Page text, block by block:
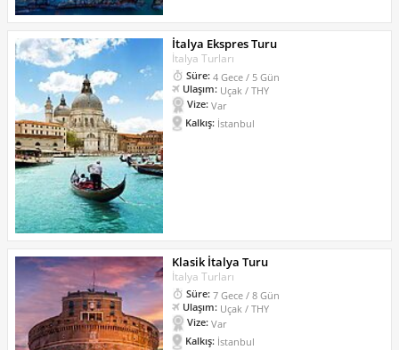
İtalya Ekspres Turu
İtalya Turları
Süre: 4 Gece / 5 Gün
Ulaşım: Uçak / THY
Vize: Var
Kalkış: İstanbul
Klasik İtalya Turu
İtalya Turları
Süre: 7 Gece / 8 Gün
Ulaşım: Uçak / THY
Vize: Var
Kalkış: İstanbul